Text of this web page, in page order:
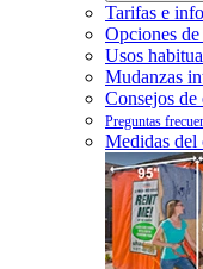
Tarifas e
Opciones de
Usos
Mudanzas
Consejos de
Preguntas
Medidas del